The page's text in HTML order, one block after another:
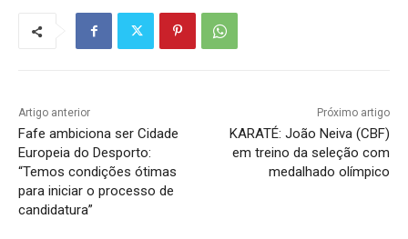
Artigo anterior
Fafe ambiciona ser Cidade
Europeia do Desporto:
“Temos condições ótimas
para iniciar o processo de
candidatura”
Próximo artigo
KARATÉ: João Neiva (CBF)
em treino da seleção com
medalhado olímpico